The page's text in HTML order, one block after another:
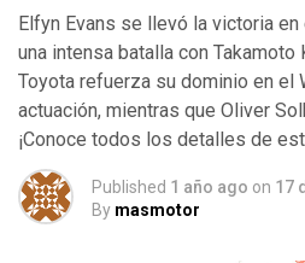
Elfyn Evans se llevó la victoria
una intensa batalla con Takamoto
Toyota refuerza su dominio en el
actuación, mientras que Oliver
¡Conoce todos los detalles de
Published 1 año ago on 17
By masmotor